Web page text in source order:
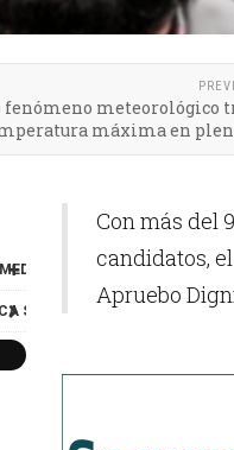
fenómeno meteorológico
máxima en
MEDIUM BIGGER
SEGOE GEORGIA
Con más del
candidatos,
Apruebo